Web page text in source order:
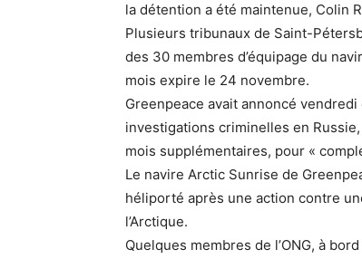
la détention a été maintenue, Colin
Plusieurs tribunaux de Saint-
des 30 membres d’équipage du
mois expire le 24 novembre.
Greenpeace avait annoncé
investigations criminelles en
mois supplémentaires, pour «
Le navire Arctic Sunrise de
héliporté après une action contre
l’Arctique.
Quelques membres de l’ONG, à